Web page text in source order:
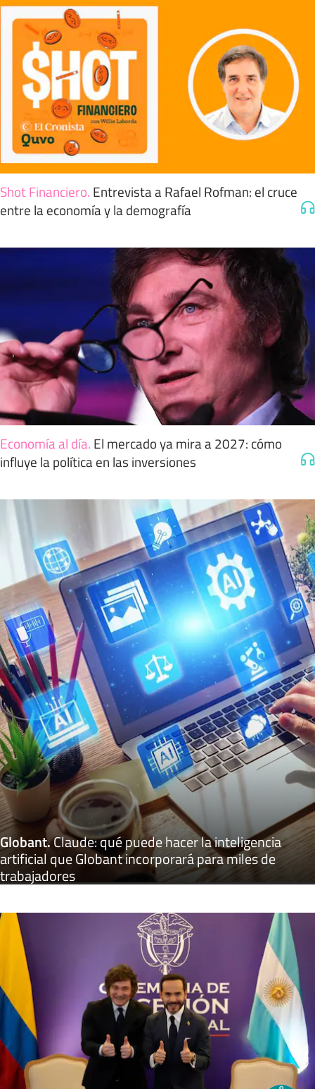
Shot Financiero. Entrevista a Rafael Rofman: el cruce
entre la economía y la demografía
Economía al día. El mercado ya mira a 2027: cómo
influye la política en las inversiones
Globant.Claude: qué puede hacer la inteligencia
artificial que Globant incorporará para miles de
trabajadores